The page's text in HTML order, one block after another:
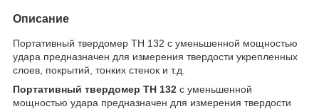
Описание
Портативный твердомер TH 132 с уменьшенной мощностью
удара предназначен для измерения твердости укрепленных
слоев, покрытий, тонких стенок и т.д.
Портативный твердомер TH 132 с уменьшенной
мощностью удара предназначен для измерения твердости